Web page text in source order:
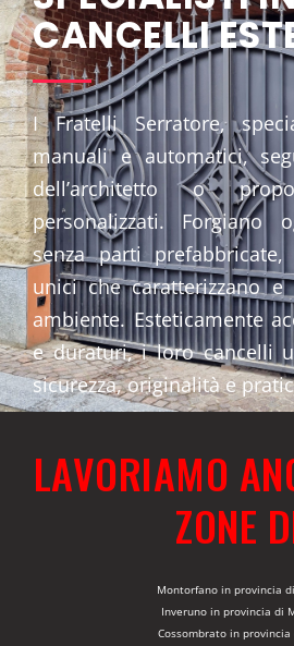
CANCELLI
I Fratelli Serratore,
manuali e automatici,
dell’architetto o
personalizzati. Forgiano
senza parti prefabbricate,
unici che caratterizzano
ambiente. Esteticamente
e duraturi, i loro cancelli
sicurezza, originalità e
LAVORIAMO
ZONE
Montorfano in provincia
Inveruno in provincia di
Cossombrato in provincia